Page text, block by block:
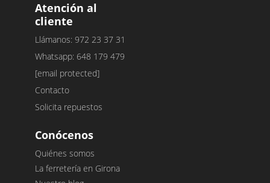
Atención al
cliente
Llámanos: 972 23 37 31
Whatsapp: 648 179 479
[email protected]
Contacto
Solicita repuestos
Conócenos
Quiénes somos
La ferretería en Girona